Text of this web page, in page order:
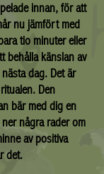
innan, för att
nu jämfört med
tio minuter eller
behålla känslan av
dag. Det är
Den
bär med dig en
några rader om
av positiva
det.